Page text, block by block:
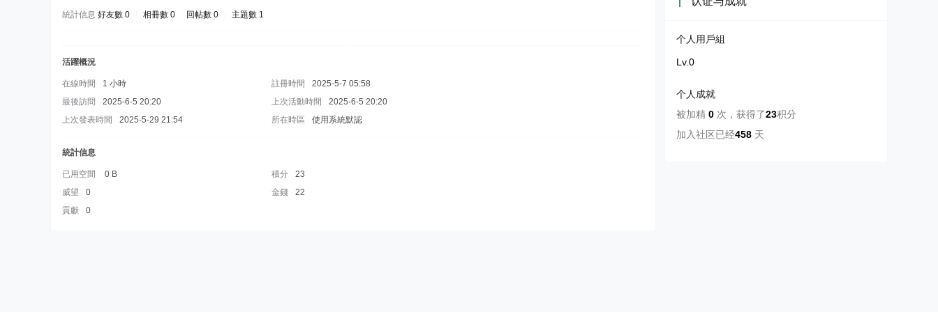
統計信息 好友數 0 相冊數 0 回帖數 0 主題數 1
活躍概況
在線時間 1 小時 註冊時間
2025-5-7 05:58
最後訪問
2025-6-5 20:20 上次活動時間
2025-6-5 20:20
上次發表時間
2025-5-29 21:54 所在時區 使用系統默認
統計信息
已用空間 0 B 積分
23
威望
0 金錢
22
貢獻
0
个人用戶組
Lv.0
个人成就
被加精 0 次 ， 获得了23积分
加入社区已经458 天